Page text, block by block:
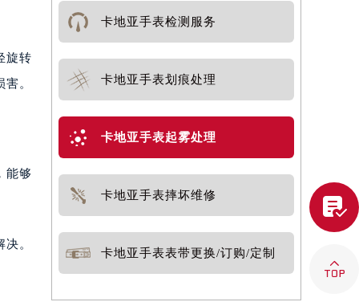
旋转
。
能够
。
卡地亚手表检测服务
卡地亚手表划痕处理
卡地亚手表起雾处理
卡地亚手表摔坏维修
卡地亚手表表带更换/订购/定制

